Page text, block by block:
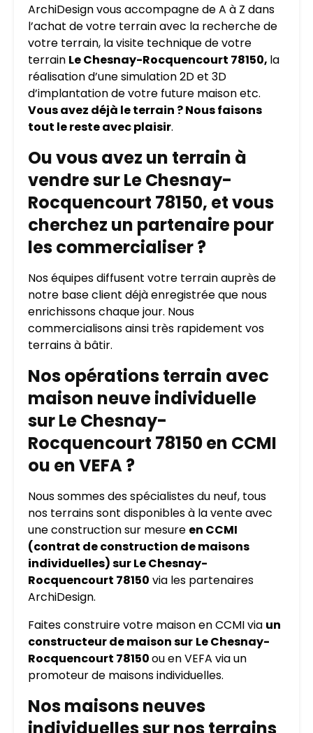
ArchiDesign vous accompagne de A à Z dans
l’achat de votre terrain avec la recherche de
votre terrain, la visite technique de votre
terrain Le Chesnay-Rocquencourt 78150, la
réalisation d’une simulation 2D et 3D
d’implantation de votre future maison etc.
Vous avez déjà le terrain ? Nous faisons
tout le reste avec plaisir.
Ou vous avez un terrain à
vendre sur Le Chesnay-
Rocquencourt 78150, et vous
cherchez un partenaire pour
les commercialiser ?
Nos équipes diffusent votre terrain auprès de
notre base client déjà enregistrée que nous
enrichissons chaque jour. Nous
commercialisons ainsi très rapidement vos
terrains à bâtir.
Nos opérations terrain avec
maison neuve individuelle
sur Le Chesnay-
Rocquencourt 78150 en CCMI
ou en VEFA ?
Nous sommes des spécialistes du neuf, tous
nos terrains sont disponibles à la vente avec
une construction sur mesure en CCMI
(contrat de construction de maisons
individuelles) sur Le Chesnay-
Rocquencourt 78150 via les partenaires
ArchiDesign.
Faites construire votre maison en CCMI via un
constructeur de maison sur Le Chesnay-
Rocquencourt 78150ou en VEFA via un
promoteur de maisons individuelles.
Nos maisons neuves
individuelles sur nos terrains